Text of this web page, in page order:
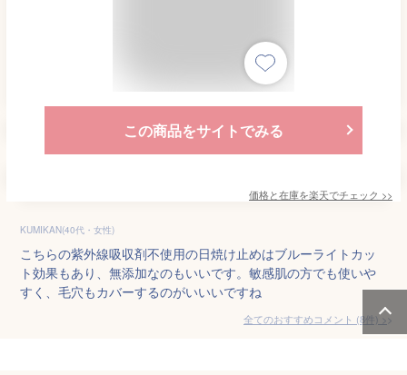
この商品をサイトでみる
価格と在庫を楽天でチェック >>
KUMIKAN(40代・女性)
こちらの紫外線吸収剤不使用の日焼け止めはブルーライトカッ
ト効果もあり、無添加なのもいいです。敏感肌の方でも使いや
すく、毛穴もカバーするのがいいいですね
全てのおすすめコメント (8件)>